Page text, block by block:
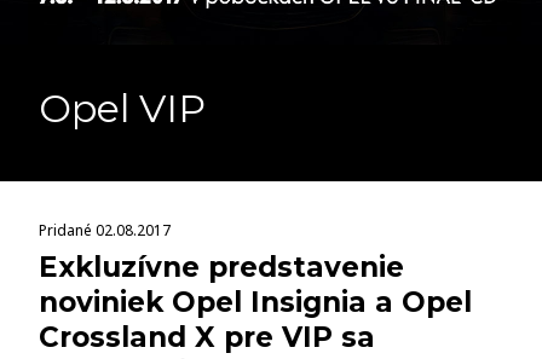
Opel VIP
Pridané 02.08.2017
Exkluzívne predstavenie
noviniek Opel Insignia a Opel
Crossland X pre VIP sa